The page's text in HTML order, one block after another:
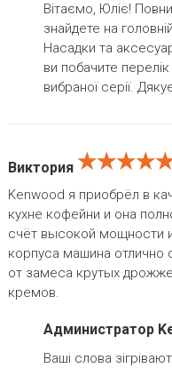
Вітаємо, Юліє!
знайдете на
Насадки та
ви побачите
вибраної серії.
Виктория
Kenwood я приобрёл в
кухне кофейни и она
счёт высокой мощности
корпуса машина отлично
от замеса крутых
кремов.
Администратор
Ваші слова